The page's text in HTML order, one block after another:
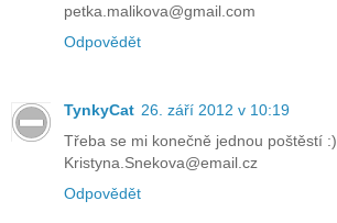
petka.malikova@gmail.com
Odpovědět
TynkyCat 26. září 2012 v 10:19
Třeba se mi konečně jednou poštěstí :)
Kristyna.Snekova@email.cz
Odpovědět